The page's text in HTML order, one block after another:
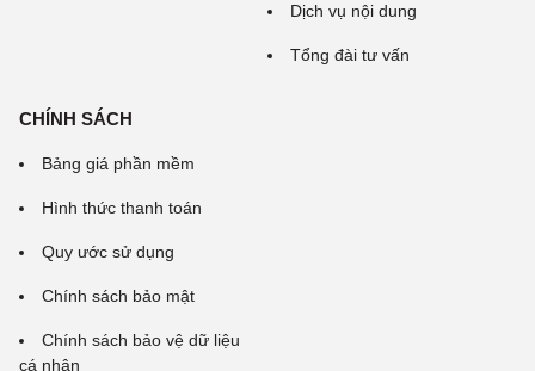
Dịch vụ nội dung
Tổng đài tư vấn
CHÍNH SÁCH
Bảng giá phần mềm
Hình thức thanh toán
Quy ước sử dụng
Chính sách bảo mật
Chính sách bảo vệ dữ liệu
cá nhân